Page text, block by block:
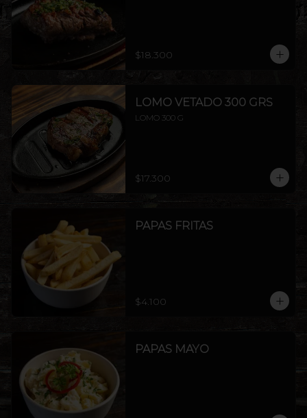
$18.300
LOMO VETADO 300 GRS
LOMO 300 G
$17.300
PAPAS FRITAS
$4.100
PAPAS MAYO